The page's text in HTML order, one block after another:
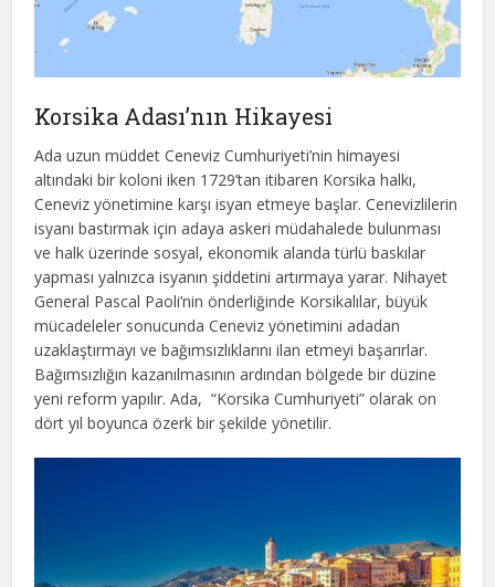
Korsika Adası’nın Hikayesi
Ada uzun müddet Ceneviz Cumhuriyeti’nin himayesi
altındaki bir koloni iken 1729’tan itibaren Korsika halkı,
Ceneviz yönetimine karşı isyan etmeye başlar. Cenevizlilerin
isyanı bastırmak için adaya askeri müdahalede bulunması
ve halk üzerinde sosyal, ekonomik alanda türlü baskılar
yapması yalnızca isyanın şiddetini artırmaya yarar. Nihayet
General Pascal Paoli’nin önderliğinde Korsikalılar, büyük
mücadeleler sonucunda Ceneviz yönetimini adadan
uzaklaştırmayı ve bağımsızlıklarını ilan etmeyi başarırlar.
Bağımsızlığın kazanılmasının ardından bölgede bir düzine
yeni reform yapılır. Ada, “Korsika Cumhuriyeti” olarak on
dört yıl boyunca özerk bir şekilde yönetilir.